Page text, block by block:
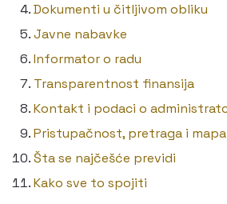
Dokumenti u čitljivom obliku
Javne nabavke
Informator o radu
Transparentnost finansija
Kontakt i podaci o
Pristupačnost, pretraga i
Šta se najčešće previdi
Kako sve to spojiti